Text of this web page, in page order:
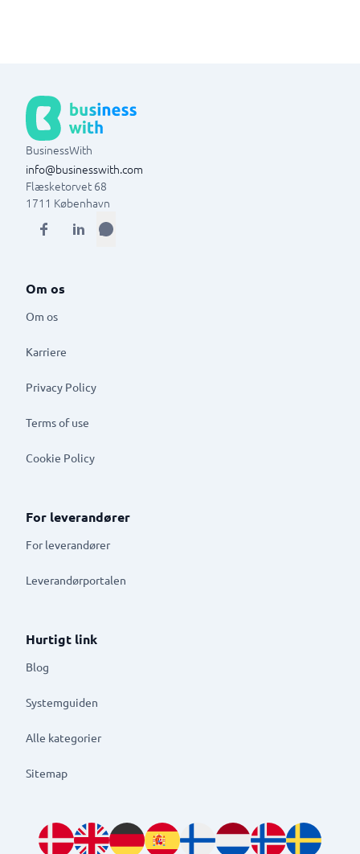
BusinessWith
info@businesswith.com
Flæsketorvet 68
1711 København
Om os
Om os
Karriere
Privacy Policy
Terms of use
Cookie Policy
For leverandører
For leverandører
Leverandørportalen
Hurtigt link
Blog
Systemguiden
Alle kategorier
Sitemap